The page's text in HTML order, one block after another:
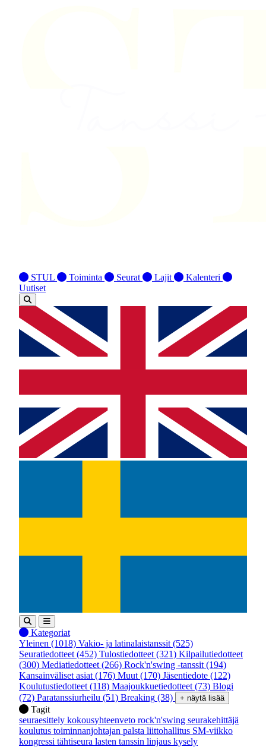
STUL Toiminta Seurat Lajit
Kalenteri
Uutiset
Kategoriat
Yleinen (1018) Vakio- ja latinalaistanssit (525)
Seuratiedotteet (452) Tulostiedotteet (321) Kilpailutiedotteet
(300) Mediatiedotteet (266) Rock'n'swing -tanssit (194)
Kansainväliset asiat (176) Muut (170) Jäsentiedote (122)
Koulutustiedotteet (118) Maajoukkuetiedotteet (73) Blogi
(72) Paratanssiurheilu (51) Breaking (38) + näytä lisää
Tagit
seuraesittely kokousyhteenveto rock'n'swing seurakehittäjä
koulutus toiminnanjohtajan palsta liittohallitus SM-viikko
kongressi tähtiseura lasten tanssin linjaus kysely